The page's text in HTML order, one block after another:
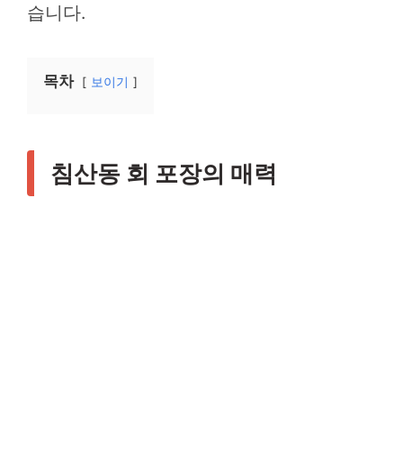
습니다.
목차 보이기
침산동 회 포장의 매력